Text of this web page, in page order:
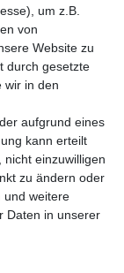
um z.B.
von
Website zu
durch gesetzte
wir in den
aufgrund eines
kann erteilt
einzuwilligen
zu ändern oder
und weitere
Daten in unserer